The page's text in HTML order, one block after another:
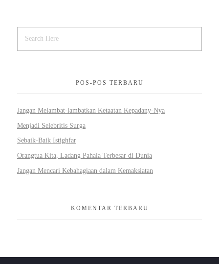
POS-POS TERBARU
Jangan Melambat-lambatkan Ketaatan Kepadany-Nya
Menjadi Selebritis Surga
Sebaik-Baik Istighfar
Orangtua Kita, Ladang Pahala Terbesar di Dunia
Jangan Mencari Kebahagiaan dalam Kemaksiatan
KOMENTAR TERBARU